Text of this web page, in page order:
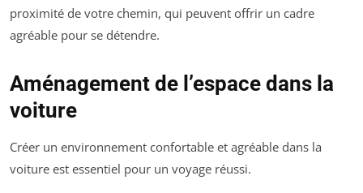
proximité de votre chemin, qui peuvent offrir un cadre
agréable pour se détendre.
Aménagement de l’espace dans la
voiture
Créer un environnement confortable et agréable dans la
voiture est essentiel pour un voyage réussi.